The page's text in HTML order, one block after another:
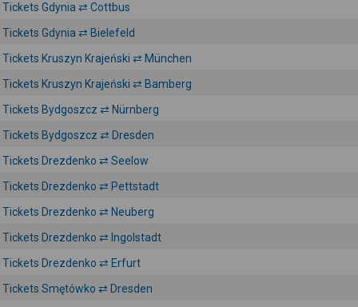
Tickets Gdynia ⇄ Cottbus
Tickets Gdynia ⇄ Bielefeld
Tickets Kruszyn Krajeński ⇄ München
Tickets Kruszyn Krajeński ⇄ Bamberg
Tickets Bydgoszcz ⇄ Nürnberg
Tickets Bydgoszcz ⇄ Dresden
Tickets Drezdenko ⇄ Seelow
Tickets Drezdenko ⇄ Pettstadt
Tickets Drezdenko ⇄ Neuberg
Tickets Drezdenko ⇄ Ingolstadt
Tickets Drezdenko ⇄ Erfurt
Tickets Smętówko ⇄ Dresden